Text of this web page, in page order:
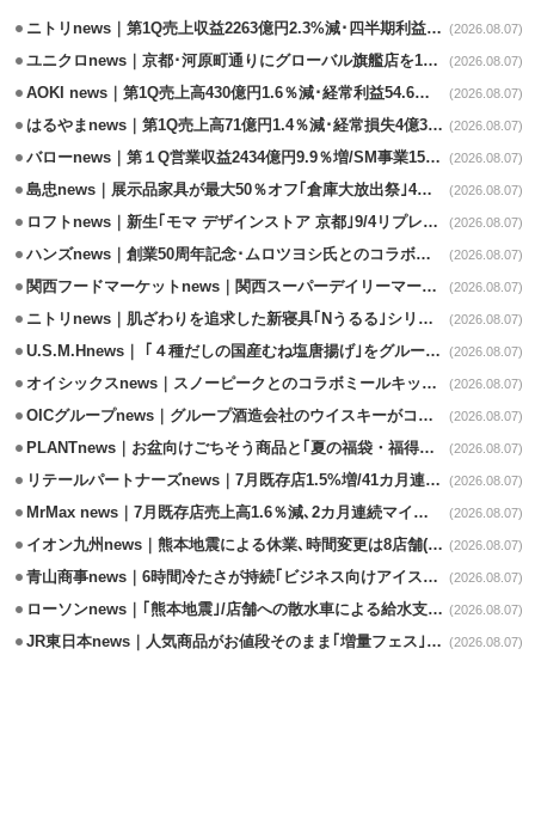
ニトリnews｜第1Q売上収益2263億円2.3%減･四半期利益1.4％減 (2026.08.07)
ユニクロnews｜京都･河原町通りにグローバル旗艦店を11/6開設 (2026.08.07)
AOKI news｜第1Q売上高430億円1.6％減･経常利益54.6％減 (2026.08.07)
はるやまnews｜第1Q売上高71億円1.4％減･経常損失4億3800万円 (2026.08.07)
バローnews｜第１Q営業収益2434億円9.9％増/SM事業15.5％増と絶好調 (2026.08.07)
島忠news｜展示品家具が最大50％オフ｢倉庫大放出祭｣4店舗限定で開催 (2026.08.07)
ロフトnews｜新生｢モマ デザインストア 京都｣9/4リプレイスオープン (2026.08.07)
ハンズnews｜創業50周年記念･ムロツヨシ氏とのコラボ企画｢ムロハンズ｣開催 (2026.08.07)
関西フードマーケットnews｜関西スーパーデイリーマート蒲生店8/7改装 (2026.08.07)
ニトリnews｜肌ざわりを追求した新寝具｢Nうるる｣シリーズを発売 (2026.08.07)
U.S.M.Hnews｜ ｢４種だしの国産むね塩唐揚げ｣をグループ610店で共同販促 (2026.08.07)
オイシックスnews｜スノーピークとのコラボミールキット8/13発売 (2026.08.07)
OICグループnews｜グループ酒造会社のウイスキーがコンペティション受賞 (2026.08.07)
PLANTnews｜お盆向けごちそう商品と｢夏の福袋・福得カート｣8/8から開催 (2026.08.07)
リテールパートナーズnews｜7月既存店1.5%増/41カ月連続増 (2026.08.07)
MrMax news｜7月既存店売上高1.6％減､2カ月連続マイナス (2026.08.07)
イオン九州news｜熊本地震による休業､時間変更は8店舗(8/7時点) (2026.08.07)
青山商事news｜6時間冷たさが持続｢ビジネス向けアイスベスト｣発売 (2026.08.07)
ローソンnews｜｢熊本地震｣/店舗への散水車による給水支援を開始 (2026.08.07)
JR東日本news｜人気商品がお値段そのまま｢増量フェス｣8/18から開催 (2026.08.07)